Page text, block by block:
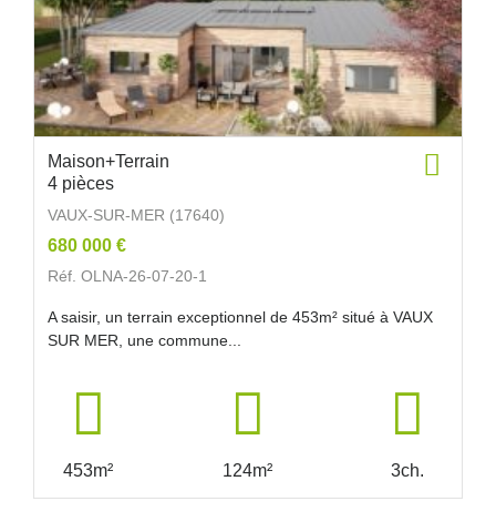
Maison+Terrain
4 pièces
VAUX-SUR-MER (17640)
680 000 €
Réf. OLNA-26-07-20-1
A saisir, un terrain exceptionnel de 453m² situé à VAUX
SUR MER, une commune...
453m² 124m² 3ch.